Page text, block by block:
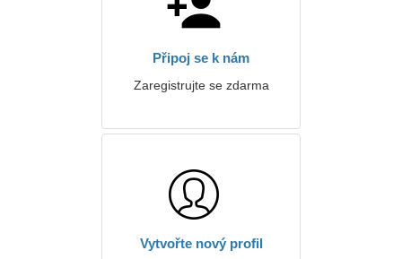
Připoj se k nám
Zaregistrujte se zdarma
Vytvořte nový profil